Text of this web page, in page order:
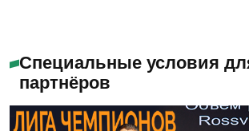
Специальные условия
партнёров